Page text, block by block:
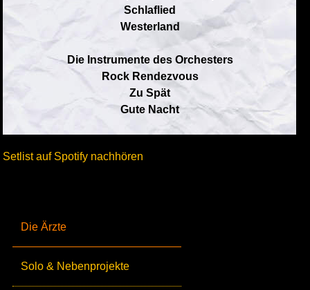
Die Ärzte
Solo & Nebenprojekte
Schlaflied
Westerland
Die Instrumente des Orchesters
Rock Rendezvous
Zu Spät
Gute Nacht
Setlist auf Spotify nachhören